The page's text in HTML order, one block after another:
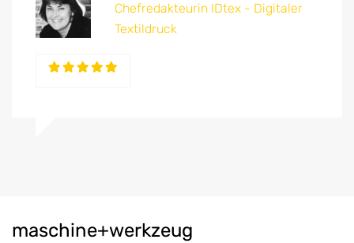
Chefredakteurin IDtex - Digitaler
Textildruck
maschine+werkzeug